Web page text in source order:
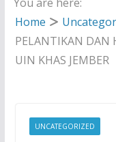
Home
PELANTIKAN DAN
UIN KHAS JEMBER
UNCATEGORIZED